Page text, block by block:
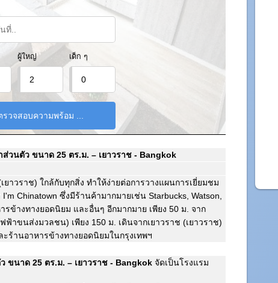
ผู้ใหญ่ เด็ก ๆ
วนตัว ขนาด 25 ตร.ม. – เยาวราช - Bangkok
ยาวราช) ใกล้กับทุกสิ่ง ทำให้ง่ายต่อการวางแผนการเยี่ยมชม
Chinatown ซึ่งมีร้านค้ามากมายเช่น Starbucks, Watson,
รข้างทางยอดนิยม และอื่นๆ อีกมากมาย เพียง 50 ม. จาก
าขนส่งมวลชน) เพียง 150 ม. เดินจากเยาวราช (เยาวราช)
ร้านอาหารข้างทางยอดนิยมในกรุงเทพฯ
ขนาด 25 ตร.ม. – เยาวราช - Bangkok จัดเป็นโรงแรม